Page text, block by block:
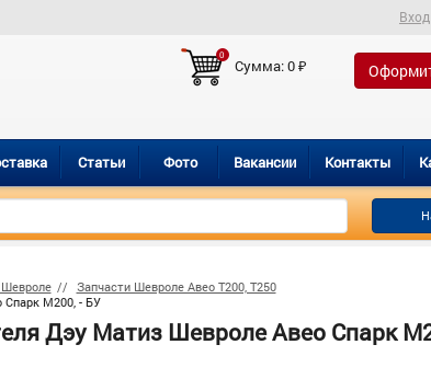
Вход
0
Сумма:0₽
Статьи Фото Вакансии Контакты
Шевроле
Запчасти Шевроле Авео Т200, Т250
Спарк М200, - БУ
Дэу Матиз Шевроле Авео Спарк